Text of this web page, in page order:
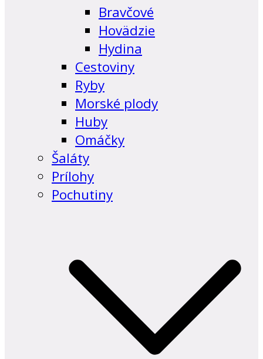
Bravčové
Hovädzie
Hydina
Cestoviny
Ryby
Morské plody
Huby
Omáčky
Šaláty
Prílohy
Pochutiny